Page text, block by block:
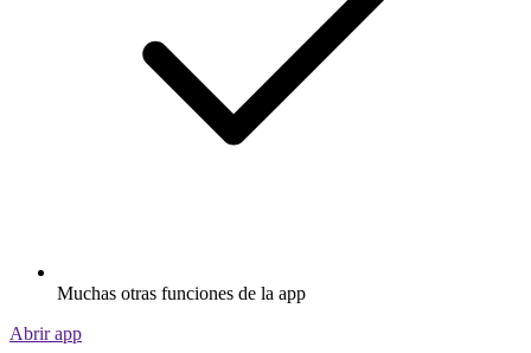
Muchas otras funciones de la app
Abrir app